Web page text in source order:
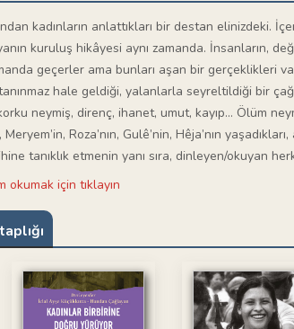
kadınların anlattıkları bir destan elinizdeki.
kuruluş hikâyesi aynı zamanda. İnsanların,
geçerler ama bunları aşan bir gerçeklikleri
hale geldiği, yalanlarla seyreltildiği bir
neymiş, direnç, ihanet, umut, kayıp… Ölüm
Meryem’in, Roza’nın, Gulê’nin, Hêja’nın
tanıklık etmenin yanı sıra, dinleyen/
okumak için tıklayın